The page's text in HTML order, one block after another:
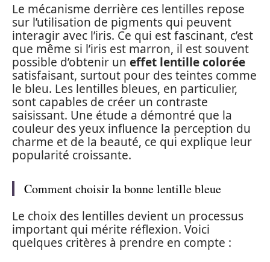
Le mécanisme derrière ces lentilles repose
sur l’utilisation de pigments qui peuvent
interagir avec l’iris. Ce qui est fascinant, c’est
que même si l’iris est marron, il est souvent
possible d’obtenir un effet lentille colorée
satisfaisant, surtout pour des teintes comme
le bleu. Les lentilles bleues, en particulier,
sont capables de créer un contraste
saisissant. Une étude a démontré que la
couleur des yeux influence la perception du
charme et de la beauté, ce qui explique leur
popularité croissante.
Comment choisir la bonne lentille bleue
Le choix des lentilles devient un processus
important qui mérite réflexion. Voici
quelques critères à prendre en compte :